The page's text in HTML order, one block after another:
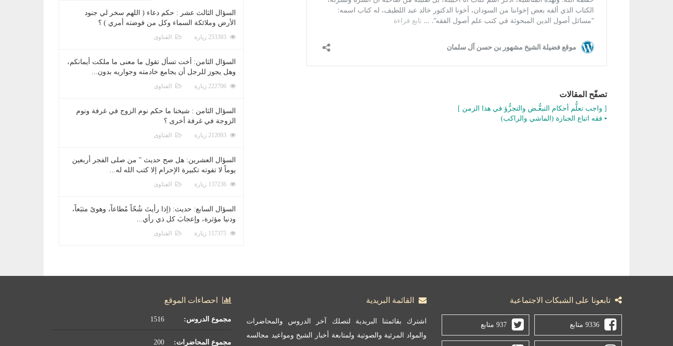
تصفّح المقالات
[ واجب تعلُّم أحكام التبعُّـض والتجزُّؤ في هذا الزمن ]
▪️ فقه اتباع الجنازة (الماشي والراكب)
السؤال الثالث عشر : حكم دعاء ( اللهم سخر لي جنود
الأرض وملائكة السماء وكل من فوضته أمري ) ؟
الفتاوى
السؤال الثامن: أخت تسأل تقول ما معنى ما ملكت أيمانكم،
وهل يجوز للرجل أن يجامع خادمته وجواريه بدون...
الفتاوى
السؤال الثامن : شيخنا ما حكم نوم الزوج في غرفة ونوم
الزوجة في غرفة أخرى ؟
الفتاوى
السؤال العشرين: هل صح حديث " من صلى الفجر أربعين
يوماً لا تفوته تكبيرة الإحرام إلا كتب الله له...
الفتاوى
السؤال السابع: حديث: (إذا رأيتَ شُحّاً مُطاعاً، وهوىً متبَعاً،
ودنيا مؤثرة، وإعجابَ كل ذي رأي...
الفتاوى
تابعونا على الشبكات الاجتماعية
9336 متابع 937 متابع
القائمة البريدية
اشترك بقائمتنا البريدية لتصلك آخر الدروس والمحاضرات
والمواد المرئية والصوتية ولمتابعة أخبار الشيخ ومواعيد مجالسه
احصاءات الموقع
مجموع الدروس:
مجموع المحاضرات: